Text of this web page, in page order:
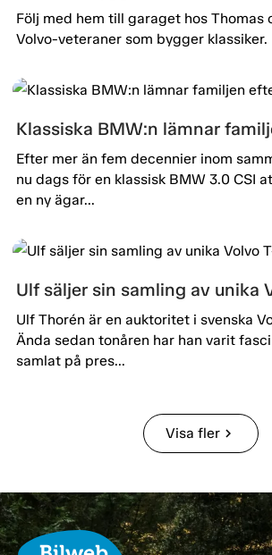
Följ med hem till garaget hos Thomas
Volvo-veteraner som bygger klassiker.
Klassiska BMW:n lämnar
Efter mer än fem decennier inom
nu dags för en klassisk BMW 3.0 CSI
en ny ägar...
Ulf säljer sin samling av unika
Ulf Thorén är en auktoritet i svenska
Ända sedan tonåren har han varit
samlat på pres...
Visa flerchevron_right